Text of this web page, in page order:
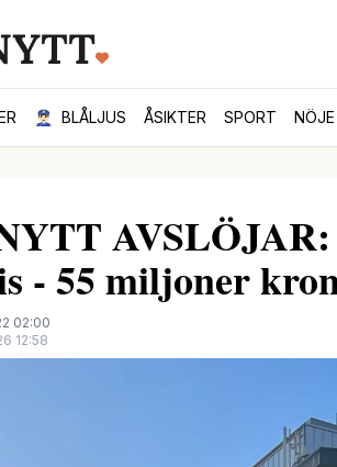
👮🏻‍♂️ BLÅLJUS ÅSIKTER SPORT NÖJE
- 55 miljoner
02:00
12:58